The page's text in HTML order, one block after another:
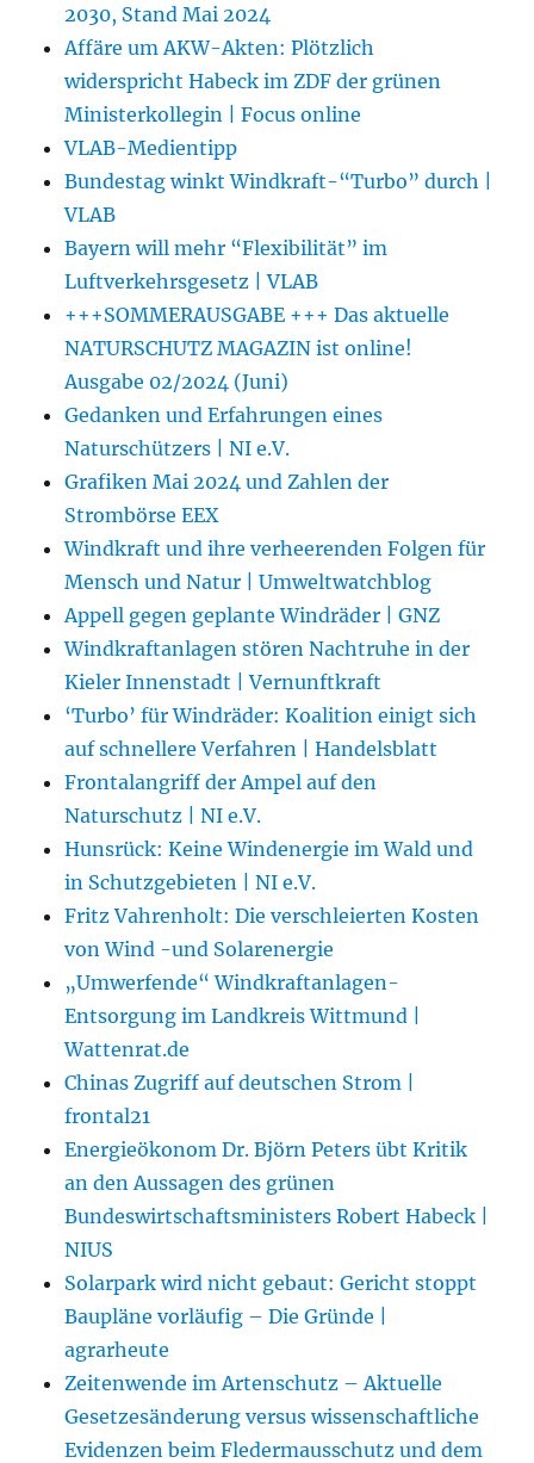
2030, Stand Mai 2024
Affäre um AKW-Akten: Plötzlich
widerspricht Habeck im ZDF der grünen
Ministerkollegin | Focus online
VLAB-Medientipp
Bundestag winkt Windkraft-“Turbo” durch |
VLAB
Bayern will mehr “Flexibilität” im
Luftverkehrsgesetz | VLAB
+++SOMMERAUSGABE +++ Das aktuelle
NATURSCHUTZ MAGAZIN ist online!
Ausgabe 02/2024 (Juni)
Gedanken und Erfahrungen eines
Naturschützers | NI e.V.
Grafiken Mai 2024 und Zahlen der
Strombörse EEX
Windkraft und ihre verheerenden Folgen für
Mensch und Natur | Umweltwatchblog
Appell gegen geplante Windräder | GNZ
Windkraftanlagen stören Nachtruhe in der
Kieler Innenstadt | Vernunftkraft
‘Turbo’ für Windräder: Koalition einigt sich
auf schnellere Verfahren | Handelsblatt
Frontalangriff der Ampel auf den
Naturschutz | NI e.V.
Hunsrück: Keine Windenergie im Wald und
in Schutzgebieten | NI e.V.
Fritz Vahrenholt: Die verschleierten Kosten
von Wind -und Solarenergie
„Umwerfende“ Windkraftanlagen-
Entsorgung im Landkreis Wittmund |
Wattenrat.de
Chinas Zugriff auf deutschen Strom |
frontal21
Energieökonom Dr. Björn Peters übt Kritik
an den Aussagen des grünen
Bundeswirtschaftsministers Robert Habeck |
NIUS
Solarpark wird nicht gebaut: Gericht stoppt
Baupläne vorläufig – Die Gründe |
agrarheute
Zeitenwende im Artenschutz – Aktuelle
Gesetzesänderung versus wissenschaftliche
Evidenzen beim Fledermausschutz und dem